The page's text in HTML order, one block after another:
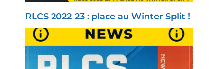
RLCS 2022-23 : place au Winter Split !